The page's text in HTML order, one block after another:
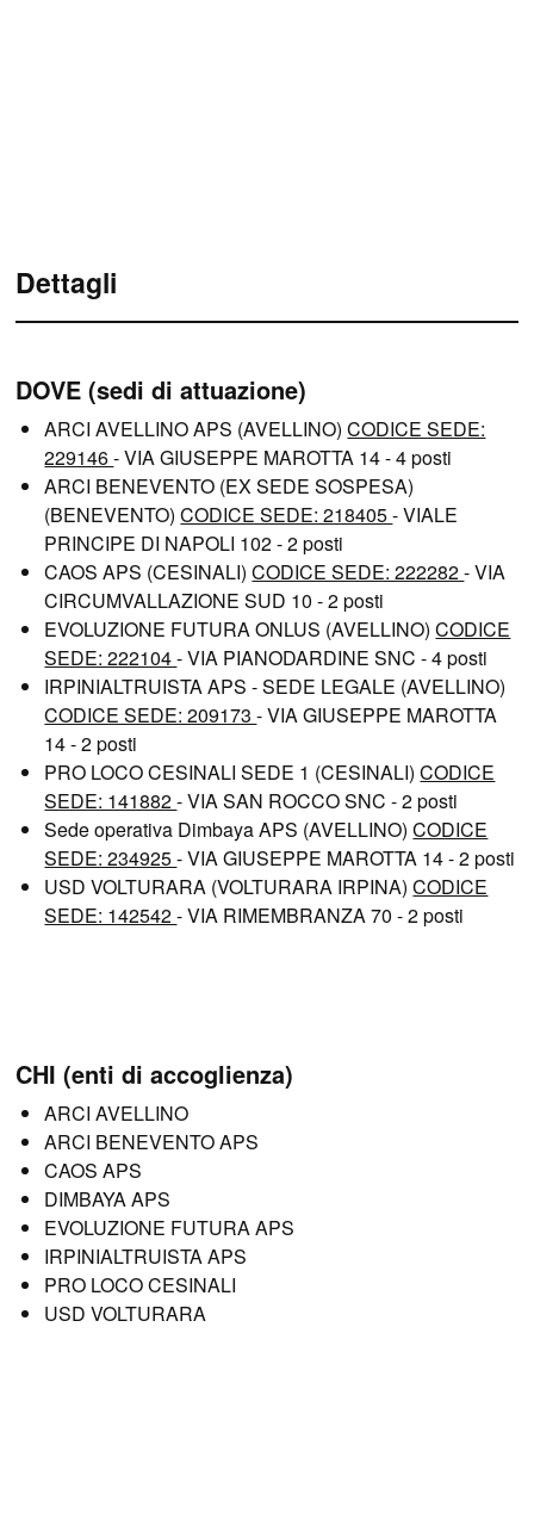
Dettagli
CHI (enti di accoglienza)
ARCI AVELLINO
ARCI BENEVENTO APS
CAOS APS
DIMBAYA APS
EVOLUZIONE FUTURA APS
IRPINIALTRUISTA APS
PRO LOCO CESINALI
USD VOLTURARA
DOVE (sedi di attuazione)
ARCI AVELLINO APS (AVELLINO)CODICE SEDE:
229146- VIA GIUSEPPE MAROTTA 14 - 4 posti
ARCI BENEVENTO (EX SEDE SOSPESA)
(BENEVENTO)CODICE SEDE: 218405- VIALE
PRINCIPE DI NAPOLI 102 - 2 posti
CAOS APS (CESINALI)CODICE SEDE: 222282- VIA
CIRCUMVALLAZIONE SUD 10 - 2 posti
EVOLUZIONE FUTURA ONLUS (AVELLINO)CODICE
SEDE: 222104- VIA PIANODARDINE SNC - 4 posti
IRPINIALTRUISTA APS - SEDE LEGALE (AVELLINO)
CODICE SEDE: 209173- VIA GIUSEPPE MAROTTA
14 - 2 posti
PRO LOCO CESINALI SEDE 1 (CESINALI)CODICE
SEDE: 141882- VIA SAN ROCCO SNC - 2 posti
Sede operativa Dimbaya APS (AVELLINO)CODICE
SEDE: 234925- VIA GIUSEPPE MAROTTA 14 - 2 posti
USD VOLTURARA (VOLTURARA IRPINA)CODICE
SEDE: 142542- VIA RIMEMBRANZA 70 - 2 posti